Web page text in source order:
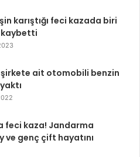
karıştığı feci kazada biri
kaybetti
şirkete ait otomobili benzin
feci kaza! Jandarma
ve genç çift hayatını